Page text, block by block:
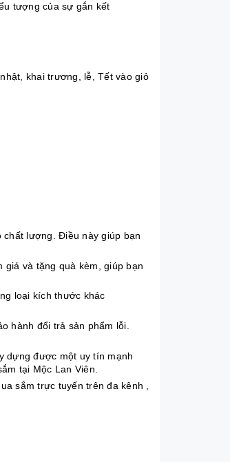
tượng của sự gắn kết
khai trương, lễ, Tết vào giỏ
chất lượng. Điều này giúp bạn
giá và tặng quà kèm, giúp bạn
loại kích thước khác
hành đổi trả sản phẩm lỗi.
dựng được một uy tín mạnh
tại Mộc Lan Viên.
sắm trực tuyến trên đa kênh ,